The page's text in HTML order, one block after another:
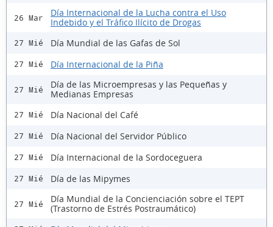
26 Mar
Día Internacional de la Lucha contra el Uso
Indebido y el Tráfico Ilícito de Drogas
27 Mié Día Mundial de las Gafas de Sol
27 Mié Día Internacional de la Piña
27 Mié
Día de las Microempresas y las Pequeñas y
Medianas Empresas
27 Mié Día Nacional del Café
27 Mié Día Nacional del Servidor Público
27 Mié Día Internacional de la Sordoceguera
27 Mié Día de las Mipymes
27 Mié
Día Mundial de la Concienciación sobre el TEPT
(Trastorno de Estrés Postraumático)